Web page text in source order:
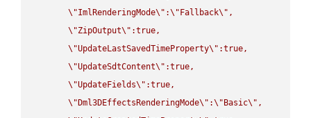
\"ImlRenderingMode\" :\" Fallback\" ,
\"ZipOutput\" :true,
\"UpdateLastSavedTimeProperty\" :true,
\"UpdateSdtContent\" :true,
\"UpdateFields\" :true,
\" Dml3DEffectsRenderingMode\" :\" Basic\" ,